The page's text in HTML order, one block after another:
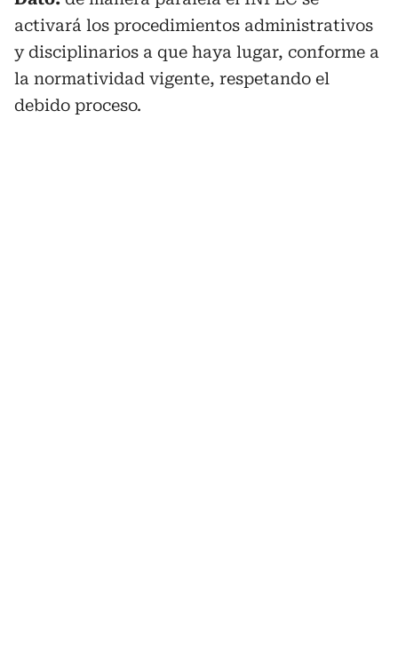
activará los procedimientos administrativos
y disciplinarios a que haya lugar, conforme a
la normatividad vigente, respetando el
debido proceso.